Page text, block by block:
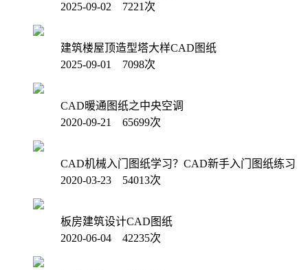
2025-09-02 7221次
建筑楼屋顶造型塔大样CAD图纸
2025-09-01 7098次
CAD暖通图纸之中央空调
2020-09-21 65699次
CAD机械入门图纸学习？CAD新手入门图纸练习
2020-03-23 54013次
板房建筑设计CAD图纸
2020-06-04 42235次